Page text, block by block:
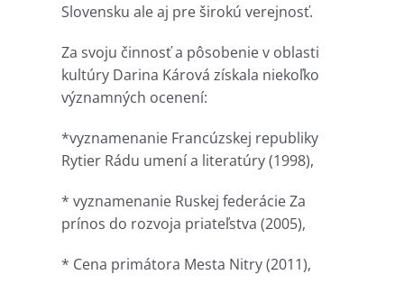
Slovensku ale aj pre širokú verejnosť.
Za svoju činnosť a pôsobenie v oblasti
kultúry Darina Kárová získala niekoľko
významných ocenení:
*vyznamenanie Francúzskej republiky
Rytier Rádu umení a literatúry (1998),
* vyznamenanie Ruskej federácie Za
prínos do rozvoja priateľstva (2005),
* Cena primátora Mesta Nitry (2011),